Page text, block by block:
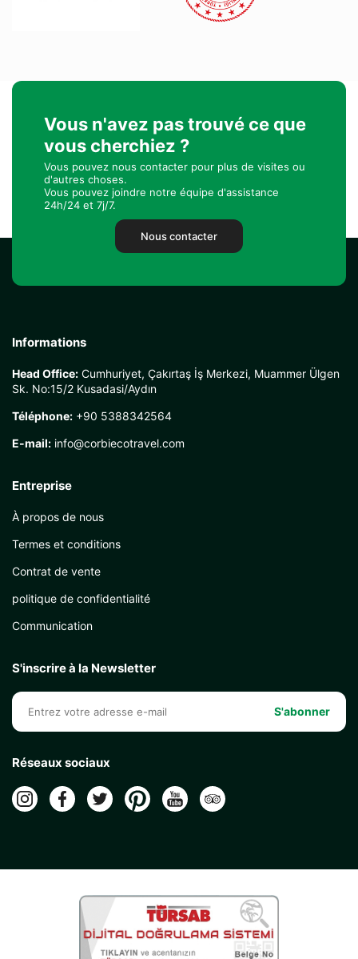
Vous n'avez pas trouvé ce que
vous cherchiez ?
Vous pouvez nous contacter pour plus de visites ou
d'autres choses.
Vous pouvez joindre notre équipe d'assistance
24h/24 et 7j/7.
Nous contacter
Informations
Head Office: Cumhuriyet, Çakırtaş İş Merkezi, Muammer Ülgen
Sk. No:15/2 Kusadasi/Aydın
Téléphone: +90 5388342564
E-mail: info@corbiecotravel.com
Entreprise
À propos de nous
Termes et conditions
Contrat de vente
politique de confidentialité
Communication
S'inscrire à la Newsletter
S'abonner
Réseaux sociaux